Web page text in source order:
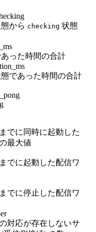
から checking 状態
った時間の合計
であった時間の合計
でに同時に起動した
最大値
でに起動した配信ワ
でに停止した配信ワ
対応が存在しないサ